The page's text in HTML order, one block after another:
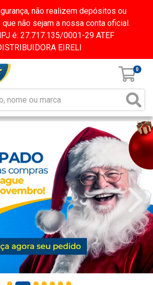
não realizem depósitos ou
não sejam a nossa conta oficial.
é: 27.717.135/0001-29 ATEF
EIRELI
0